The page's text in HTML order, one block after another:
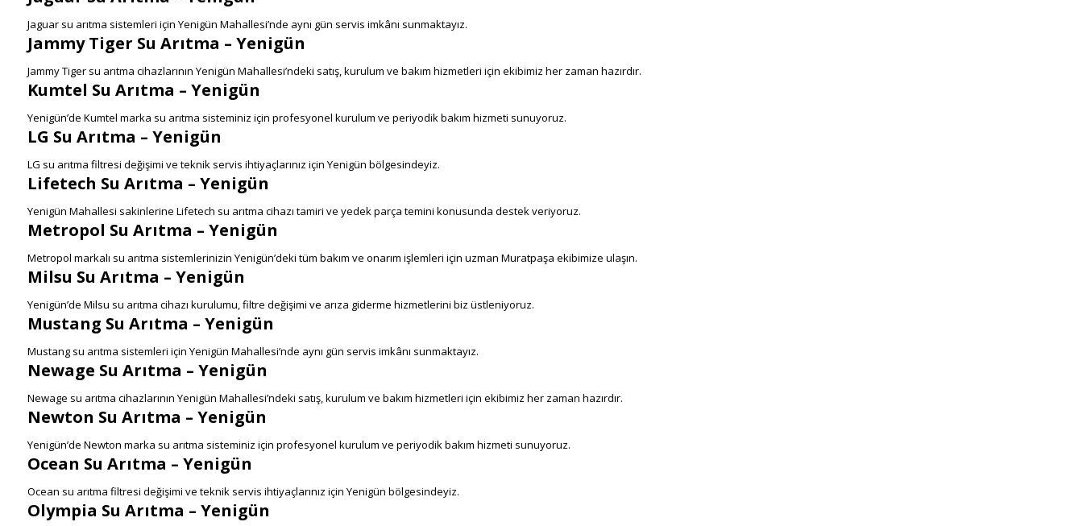
Jaguar su arıtma sistemleri için Yenigün Mahallesi’nde aynı gün servis imkânı sunmaktayız.
Jammy Tiger Su Arıtma – Yenigün
Jammy Tiger su arıtma cihazlarının Yenigün Mahallesi’ndeki satış, kurulum ve bakım hizmetleri için ekibimiz her zaman hazırdır.
Kumtel Su Arıtma – Yenigün
Yenigün’de Kumtel marka su arıtma sisteminiz için profesyonel kurulum ve periyodik bakım hizmeti sunuyoruz.
LG Su Arıtma – Yenigün
LG su arıtma filtresi değişimi ve teknik servis ihtiyaçlarınız için Yenigün bölgesindeyiz.
Lifetech Su Arıtma – Yenigün
Yenigün Mahallesi sakinlerine Lifetech su arıtma cihazı tamiri ve yedek parça temini konusunda destek veriyoruz.
Metropol Su Arıtma – Yenigün
Metropol markalı su arıtma sistemlerinizin Yenigün’deki tüm bakım ve onarım işlemleri için uzman Muratpaşa ekibimize ulaşın.
Milsu Su Arıtma – Yenigün
Yenigün’de Milsu su arıtma cihazı kurulumu, filtre değişimi ve arıza giderme hizmetlerini biz üstleniyoruz.
Mustang Su Arıtma – Yenigün
Mustang su arıtma sistemleri için Yenigün Mahallesi’nde aynı gün servis imkânı sunmaktayız.
Newage Su Arıtma – Yenigün
Newage su arıtma cihazlarının Yenigün Mahallesi’ndeki satış, kurulum ve bakım hizmetleri için ekibimiz her zaman hazırdır.
Newton Su Arıtma – Yenigün
Yenigün’de Newton marka su arıtma sisteminiz için profesyonel kurulum ve periyodik bakım hizmeti sunuyoruz.
Ocean Su Arıtma – Yenigün
Ocean su arıtma filtresi değişimi ve teknik servis ihtiyaçlarınız için Yenigün bölgesindeyiz.
Olympia Su Arıtma – Yenigün